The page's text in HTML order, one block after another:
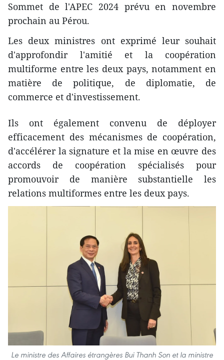
Sommet de l'APEC 2024 prévu en novembre
prochain au Pérou.
Les deux ministres ont exprimé leur souhait
d'approfondir l'amitié et la coopération
multiforme entre les deux pays, notamment en
matière de politique, de diplomatie, de
commerce et d'investissement.
Ils ont également convenu de déployer
efficacement des mécanismes de coopération,
d'accélérer la signature et la mise en œuvre des
accords de coopération spécialisés pour
promouvoir de manière substantielle les
relations multiformes entre les deux pays.
Le ministre des Affaires étrangères Bui Thanh Son et la ministre